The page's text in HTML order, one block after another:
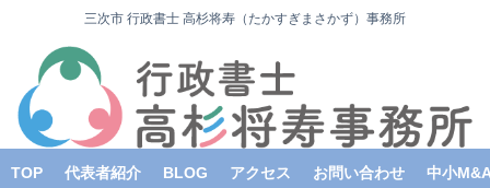
三次市 行政書士 高杉将寿（たかすぎまさかず）事務所
TOP 代表者紹介 BLOG アクセス お問い合わせ 中小